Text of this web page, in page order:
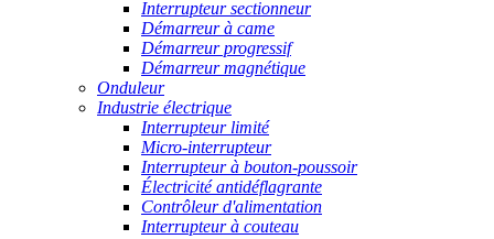
Interrupteur sectionneur
Démarreur à came
Démarreur progressif
Démarreur magnétique
Onduleur
Industrie électrique
Interrupteur limité
Micro-interrupteur
Interrupteur à bouton-poussoir
Électricité antidéflagrante
Contrôleur d'alimentation
Interrupteur à couteau